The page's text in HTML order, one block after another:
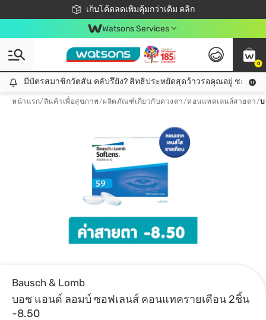
เก็บโค้ดลดเพิ่มคุ้มกว่าเดิม คลิก
ชอปออนไลน์ครั้งแรก ลดเพิ่มจุก ๆ 10%! 🎉
📦ส่งฟรี! เมื่อชอป 499฿
สมาชิกวัตสัน คลับดียังไง?
Watsons Services
0
มีบัตรสมาชิกวัตสัน คลับรึยัง? สิทธิประหยัดสุดว้าวรอคุณอยู่ ชอปคุ้มกว่าเดิม คลิก!
มีบัตรสมาชิกวัตสัน คลับรึยัง? สิทธิประหยัดสุดว้าวรอคุณอยู่ ชอปคุ้มก
หน้าแรก/สินค้าเพื่อสุขภาพ/ผลิตภัณฑ์เกี่ยวกับดวงตา/คอนแทคเลนส์สายตา/บ
Bausch & Lomb
บอช แอนด์ ลอมบ์ ซอฟเลนส์ คอนแทครายเดือน 2ชิ้น
-8.50